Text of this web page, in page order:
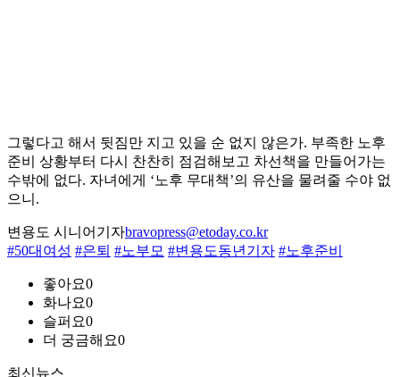
그렇다고 해서 뒷짐만 지고 있을 순 없지 않은가. 부족한 노후
준비 상황부터 다시 찬찬히 점검해보고 차선책을 만들어가는
수밖에 없다. 자녀에게 ‘노후 무대책’의 유산을 물려줄 수야 없
으니.
변용도 시니어기자bravopress@etoday.co.kr
#50대여성 #은퇴 #노부모 #변용도동년기자 #노후준비
좋아요0
화나요0
슬퍼요0
더 궁금해요0
최신뉴스